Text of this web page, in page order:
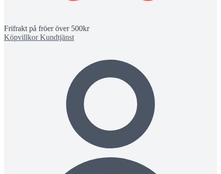
Frifrakt på fröer över 500kr
KöpvillkorKundtjänst